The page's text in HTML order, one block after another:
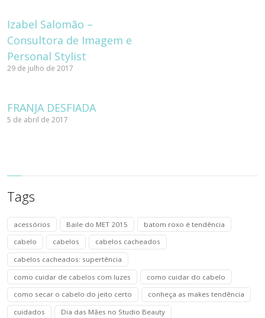
Izabel Salomão –
Consultora de Imagem e
Personal Stylist
29 de julho de 2017
FRANJA DESFIADA
5 de abril de 2017
Tags
acessórios Baile do MET 2015
batom roxo é tendência
cabelo
cabelos
cabelos cacheados
cabelos cacheados: supertência
como cuidar de cabelos com luzes
como cuidar do cabelo
como secar o cabelo do jeito certo
conheça as makes tendência
cuidados
Dia das Mães no Studio Beauty